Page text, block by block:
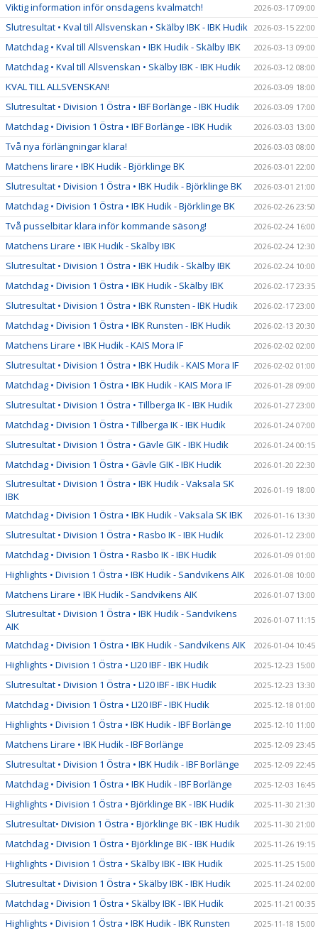
Viktig information inför onsdagens kvalmatch! 2026-03-17 09:00
Slutresultat • Kval till Allsvenskan • Skälby IBK - IBK Hudik 2026-03-15 22:00
Matchdag • Kval till Allsvenskan • IBK Hudik - Skälby IBK 2026-03-13 09:00
Matchdag • Kval till Allsvenskan • Skälby IBK - IBK Hudik 2026-03-12 08:00
KVAL TILL ALLSVENSKAN! 2026-03-09 18:00
Slutresultat • Division 1 Östra • IBF Borlänge - IBK Hudik 2026-03-09 17:00
Matchdag • Division 1 Östra • IBF Borlänge - IBK Hudik 2026-03-03 13:00
Två nya förlängningar klara! 2026-03-03 08:00
Matchens lirare • IBK Hudik - Björklinge BK 2026-03-01 22:00
Slutresultat • Division 1 Östra • IBK Hudik - Björklinge BK 2026-03-01 21:00
Matchdag • Division 1 Östra • IBK Hudik - Björklinge BK 2026-02-26 23:50
Två pusselbitar klara inför kommande säsong! 2026-02-24 16:00
Matchens Lirare • IBK Hudik - Skälby IBK 2026-02-24 12:30
Slutresultat • Division 1 Östra • IBK Hudik - Skälby IBK 2026-02-24 10:00
Matchdag • Division 1 Östra • IBK Hudik - Skälby IBK 2026-02-17 23:35
Slutresultat • Division 1 Östra • IBK Runsten - IBK Hudik 2026-02-17 23:00
Matchdag • Division 1 Östra • IBK Runsten - IBK Hudik 2026-02-13 20:30
Matchens Lirare • IBK Hudik - KAIS Mora IF 2026-02-02 02:00
Slutresultat • Division 1 Östra • IBK Hudik - KAIS Mora IF 2026-02-02 01:00
Matchdag • Division 1 Östra • IBK Hudik - KAIS Mora IF 2026-01-28 09:00
Slutresultat • Division 1 Östra • Tillberga IK - IBK Hudik 2026-01-27 23:00
Matchdag • Division 1 Östra • Tillberga IK - IBK Hudik 2026-01-24 07:00
Slutresultat • Division 1 Östra • Gävle GIK - IBK Hudik 2026-01-24 00:15
Matchdag • Division 1 Östra • Gävle GIK - IBK Hudik 2026-01-20 22:30
Slutresultat • Division 1 Östra • IBK Hudik - Vaksala SK
IBK
2026-01-19 18:00
Matchdag • Division 1 Östra • IBK Hudik - Vaksala SK IBK 2026-01-16 13:30
Slutresultat • Division 1 Östra • Rasbo IK - IBK Hudik 2026-01-12 23:00
Matchdag • Division 1 Östra • Rasbo IK - IBK Hudik 2026-01-09 01:00
Highlights • Division 1 Östra • IBK Hudik - Sandvikens AIK 2026-01-08 10:00
Matchens Lirare • IBK Hudik - Sandvikens AIK 2026-01-07 13:00
Slutresultat • Division 1 Östra • IBK Hudik - Sandvikens
AIK
2026-01-07 11:15
Matchdag • Division 1 Östra • IBK Hudik - Sandvikens AIK 2026-01-04 10:45
Highlights • Division 1 Östra • LI20 IBF - IBK Hudik 2025-12-23 15:00
Slutresultat • Division 1 Östra • LI20 IBF - IBK Hudik 2025-12-23 13:30
Matchdag • Division 1 Östra • LI20 IBF - IBK Hudik 2025-12-18 01:00
Highlights • Division 1 Östra • IBK Hudik - IBF Borlänge 2025-12-10 11:00
Matchens Lirare • IBK Hudik - IBF Borlänge 2025-12-09 23:45
Slutresultat • Division 1 Östra • IBK Hudik - IBF Borlänge 2025-12-09 22:45
Matchdag • Division 1 Östra • IBK Hudik - IBF Borlänge 2025-12-03 16:45
Highlights • Division 1 Östra • Björklinge BK - IBK Hudik 2025-11-30 21:30
Slutresultat• Division 1 Östra • Björklinge BK - IBK Hudik 2025-11-30 21:00
Matchdag • Division 1 Östra • Björklinge BK - IBK Hudik 2025-11-26 19:15
Highlights • Division 1 Östra • Skälby IBK - IBK Hudik 2025-11-25 15:00
Slutresultat • Division 1 Östra • Skälby IBK - IBK Hudik 2025-11-24 02:00
Matchdag • Division 1 Östra • Skälby IBK - IBK Hudik 2025-11-21 00:35
Highlights • Division 1 Östra • IBK Hudik - IBK Runsten 2025-11-18 15:00